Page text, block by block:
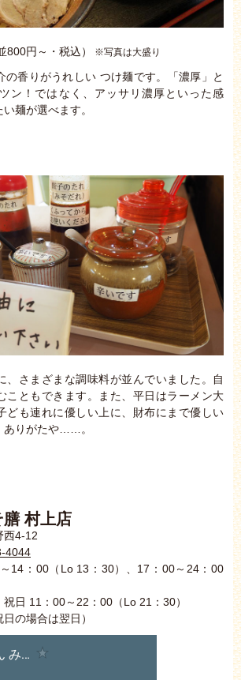
800円～・税込） ※写真は大盛り
の香りがうれしい つけ麺です。「濃厚」と
ン！ではなく、アッサリ濃厚といった感
麺が選べます。
、さまざまな調味料が並んでいました。自
こともできます。また、平日はラーメン大
ども連れに優しい上に、財布にまで優しい
ありがたや……。
膳 村上店
4-12
4044
14：00（Lo 13：30）、17：00～24：00
：00～22：00（Lo 21：30）
の場合は翌日）